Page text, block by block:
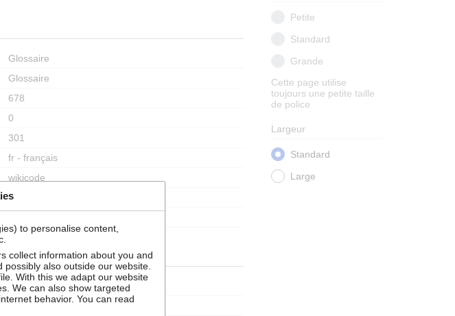
Petite
Standard
Grande
Cette page utilise
toujours une petite taille
de police
Largeur
Standard
Large
Glossaire
Glossaire
678
0
301
fr - français
wikicode
Autorisée
to personalise content,
collect information about you and
also outside our website.
With this we adapt our website
We can also show targeted
behavior. You can read